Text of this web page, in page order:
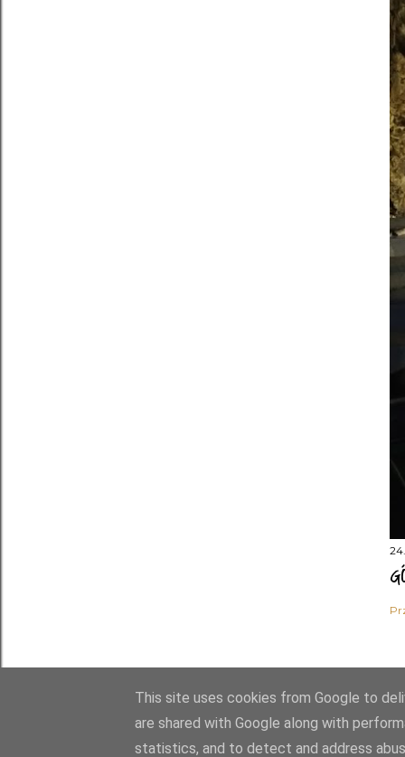
This site uses cookies from Google to
are shared with Google along with
statistics, and to detect and address